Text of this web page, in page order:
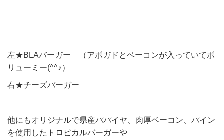
左★BLAバーガー （アボガドとベーコンが入っていてボ
リューミー(^^♪）
右★チーズバーガー
他にもオリジナルで県産パパイヤ、肉厚ベーコン、パイン
を使用したトロピカルバーガーや